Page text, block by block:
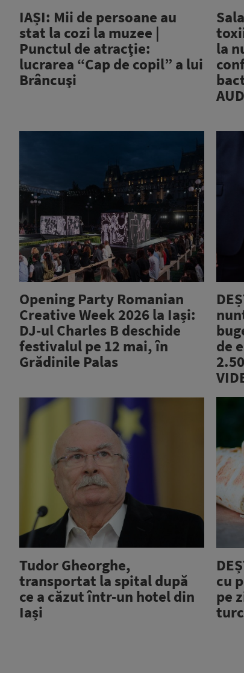
IAȘI: Mii de persoane au
stat la cozi la muzee |
Punctul de atracţie:
lucrarea “Cap de copil” a lui
Brâncuşi
la
Opening Party Romanian
Creative Week 2026 la Iași:
DJ-ul Charles B deschide
festivalul pe 12 mai, în
Grădinile Palas
de
Tudor Gheorghe,
transportat la spital după
ce a căzut într-un hotel din
Iași
cu
pe